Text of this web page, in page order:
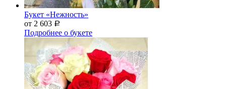
Букет «Нежность»
от 2 603 Р
Подробнее о букете